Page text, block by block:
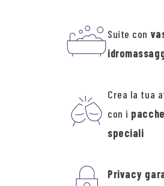
Suite con
Crea la tua
con i
speciali
Privacy